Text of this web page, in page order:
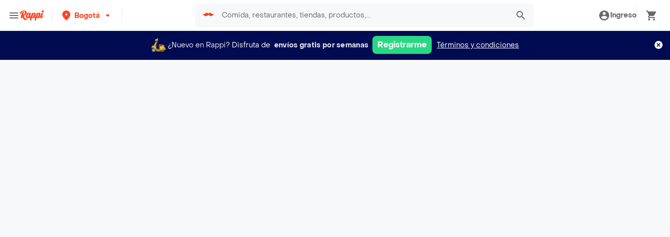
Bogotá Ingreso
¿Nuevo en Rappi? Disfruta de envíos gratis por semanas Registrarme Términos y condiciones